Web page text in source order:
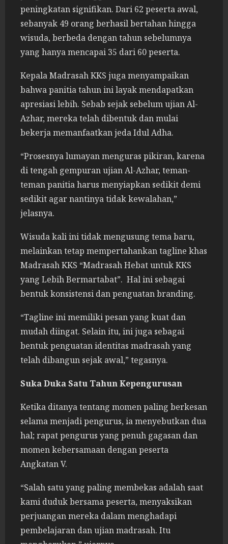
peningkatan signifikan. Dari 62 peserta awal,
sebanyak 49 orang berhasil bertahan hingga
wisuda, berbeda dengan tahun sebelumnya
yang hanya mencapai 35 dari 60 peserta.
Kepala Madrasah KKS juga menyampaikan
bahwa panitia tahun ini layak mendapatkan
apresiasi lebih. Sebab sejak sebelum ujian Al-
Azhar, mereka telah dibentuk dan mulai
bekerja memanfaatkan jeda Idul Adha.
“Prosesnya lumayan menguras pikiran, karena
di tengah gempuran ujian Al-Azhar, teman-
teman panitia harus menyiapkan sedikit demi
sedikit agar nantinya tidak kewalahan,”
jelasnya.
Wisuda kali ini tidak mengusung tema baru,
melainkan tetap mempertahankan tagline khas
Madrasah KKS “Madrasah Hebat untuk KKS
yang Lebih Bermartabat”. Hal ini sebagai
bentuk konsistensi dan penguatan branding.
“Tagline ini memiliki pesan yang kuat dan
mudah diingat. Selain itu, ini juga sebagai
bentuk penguatan identitas madrasah yang
telah dibangun sejak awal,” tegasnya.
Suka Duka Satu Tahun Kepengurusan
Ketika ditanya tentang momen paling berkesan
selama menjadi pengurus, ia menyebutkan dua
hal; rapat pengurus yang penuh gagasan dan
momen kebersamaan dengan peserta
Angkatan V.
“Salah satu yang paling membekas adalah saat
kami duduk bersama peserta, menyaksikan
perjuangan mereka dalam menghadapi
pembelajaran dan ujian madrasah. Itu